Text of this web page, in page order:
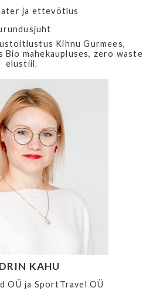
ja ettevõtlus
Kihnu Gurmees,
Bio mahekaupluses, zero waste
elustiil.
KAHU
OÜ ja SportTravel OÜ